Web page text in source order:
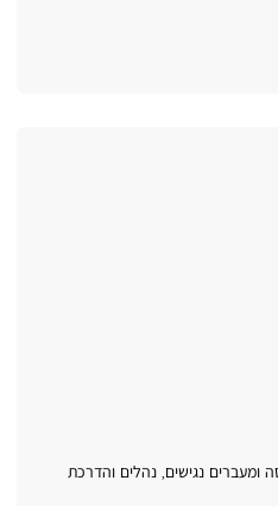
ומעברים נגישים, נהלים והדרכת